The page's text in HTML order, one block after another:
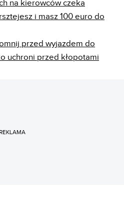
na kierowców czeka
i masz 100 euro do
przed wyjazdem do
uchroni przed kłopotami
REKLAMA